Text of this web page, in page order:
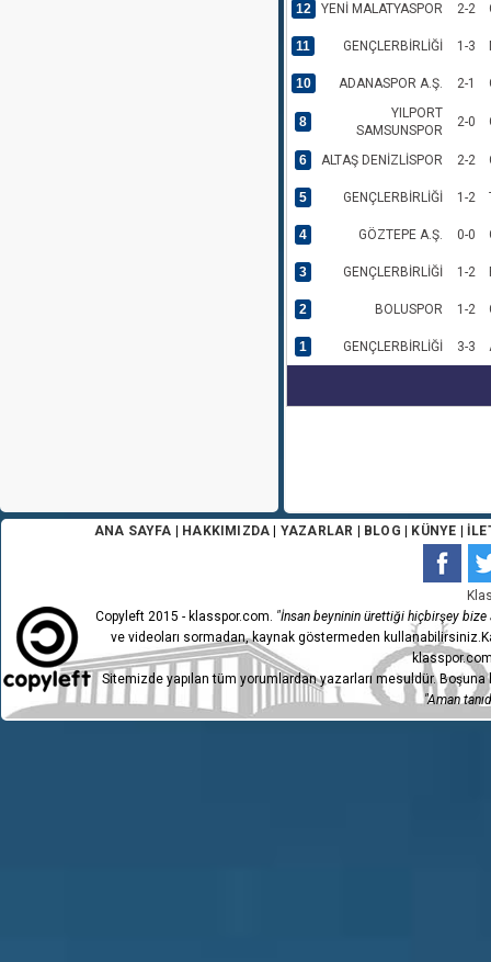
12 YENİ MALATYASPOR 2-2
11 GENÇLERBİRLİĞİ 1-3
10 ADANASPOR A.Ş. 2-1
8
YILPORT
SAMSUNSPOR
2-0
6 ALTAŞ DENİZLİSPOR 2-2
5 GENÇLERBİRLİĞİ 1-2
4 GÖZTEPE A.Ş. 0-0
3 GENÇLERBİRLİĞİ 1-2
2 BOLUSPOR 1-2
1 GENÇLERBİRLİĞİ 3-3
ANA SAYFA HAKKIMIZDA YAZARLAR BLOG KÜNYE
Copyleft 2015 - klasspor.com. "İnsan beyninin ürettiği hiçbirşey bize
ve videoları sormadan, kaynak göstermeden
Sitemizde yapılan tüm yorumlardan yazarları mesuldür.
"Aman